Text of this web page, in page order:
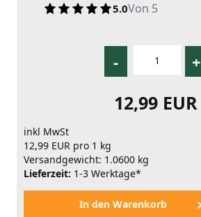
5.0Von 5
- +
12,99 EUR
inkl MwSt
12,99 EUR pro 1 kg
Versandgewicht: 1.0600 kg
Lieferzeit: 1-3 Werktage*